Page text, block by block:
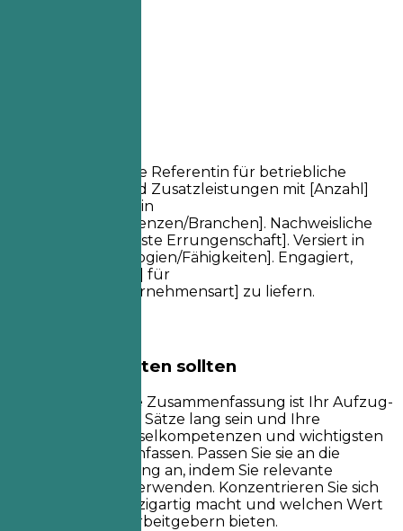
Ergebnisorientierte Referentin für betriebliche
Altersvorsorge und Zusatzleistungen mit [Anzahl]
Jahren Erfahrung in
[Schlüsselkompetenzen/Branchen]. Nachweisliche
Erfolge in [Wichtigste Errungenschaft]. Versiert in
[Schlüsseltechnologien/Fähigkeiten]. Engagiert,
[Spezifischer Wert] für
[Zielbranche/Unternehmensart] zu liefern.
Worauf Sie achten sollten
Eine professionelle Zusammenfassung ist Ihr Aufzug-
Pitch. Sie sollte 3-5 Sätze lang sein und Ihre
Erfahrung, Schlüsselkompetenzen und wichtigsten
Erfolge zusammenfassen. Passen Sie sie an die
Stellenbeschreibung an, indem Sie relevante
Schlüsselwörter verwenden. Konzentrieren Sie sich
darauf, was Sie einzigartig macht und welchen Wert
Sie potenziellen Arbeitgebern bieten.